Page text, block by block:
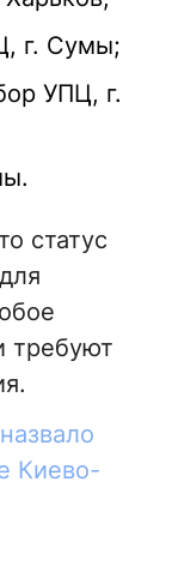
г. Сумы;
УПЦ, г.
статус
требуют
Киево-